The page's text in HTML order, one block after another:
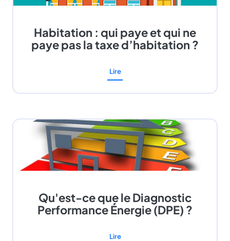
Habitation : qui paye et qui ne
paye pas la taxe d’habitation ?
Lire
Qu'est-ce que le Diagnostic
Performance Énergie (DPE) ?
Lire